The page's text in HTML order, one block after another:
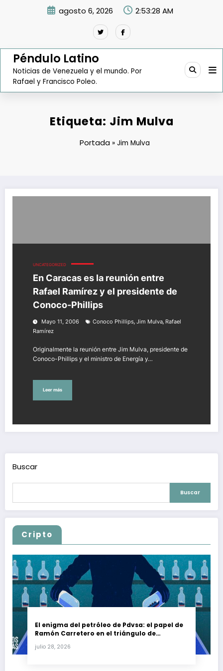
agosto 6, 2026 2:53:29 AM
Péndulo Latino
Noticias de Venezuela y el mundo. Por
Rafael y Francisco Poleo.
Etiqueta: Jim Mulva
Portada »Jim Mulva
UNCATEGORIZED
En Caracas es la reunión entre
Rafael Ramírez y el presidente de
Conoco-Phillips
Mayo 11, 2006 Conoco Phillips, Jim Mulva, Rafael
Ramírez
Originalmente la reunión entre Jim Mulva, presidente de
Conoco-Phillips y el ministro de Energía y…
Leer más
Buscar
Buscar
Cripto
El enigma del petróleo de Pdvsa: el papel de
Ramón Carretero en el triángulo de
julio 28, 2026